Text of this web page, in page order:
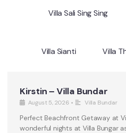
Villa Sali Sing Sing
Villa Sianti Villa
Kirstin – Villa Bundar
August 5, 2026 • Villa Bundar
Perfect Beachfront Getaway at
wonderful nights at Villa Bungar